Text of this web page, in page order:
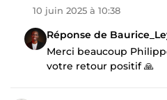
10 juin 2025 à 10:38
Réponse de
Merci beaucoup
votre retour positif 🙏